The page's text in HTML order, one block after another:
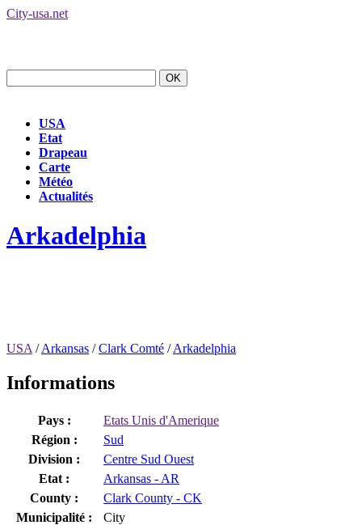
City-usa.net
USA
Etat
Drapeau
Carte
Météo
Actualités
Arkadelphia
USA /Arkansas /Clark Comté /Arkadelphia
Informations
Pays :
Etats Unis d'Amerique
Région :
Sud
Division :
Centre Sud Ouest
Etat :
Arkansas - AR
County :
Clark County - CK
Municipalité :
City